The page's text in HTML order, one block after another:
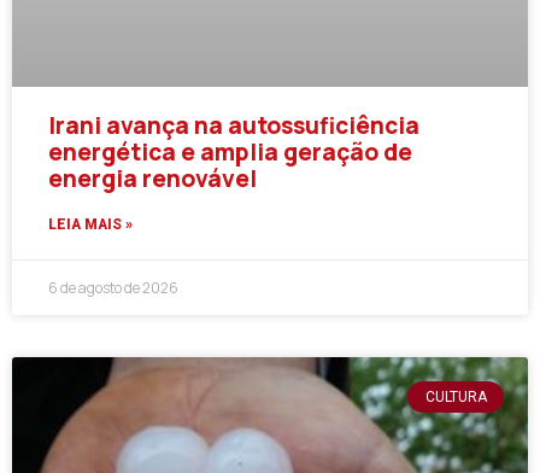
Irani avança na autossuficiência
energética e amplia geração de
energia renovável
LEIA MAIS »
6 de agosto de 2026
CULTURA